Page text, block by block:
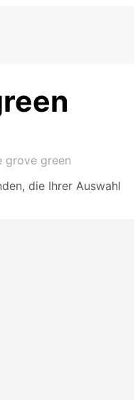
grove green
die Ihrer Auswahl